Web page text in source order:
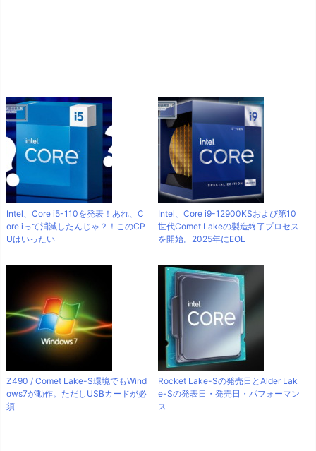
Intel、Core i5-110を発表！あれ、C
ore iって消滅したんじゃ？！このCP
Uはいったい
Intel、Core i9-12900KSおよび第10
世代Comet Lakeの製造終了プロセス
を開始。2025年にEOL
Z490 / Comet Lake-S環境でもWind
ows7が動作。ただしUSBカードが必
須
Rocket Lake-Sの発売日とAlder Lak
e-Sの発表日・発売日・パフォーマン
ス